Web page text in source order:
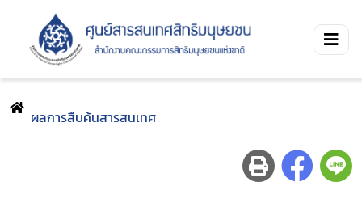
ผลการสืบค้นสารสนเทศ